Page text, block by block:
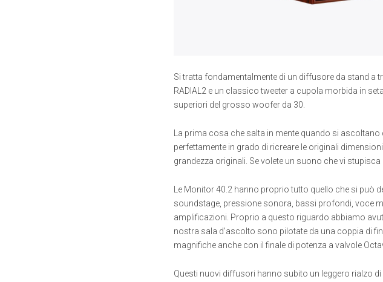
Si tratta fondamentalmente di un diffusore da stand a
RADIAL2 e un classico tweeter a cupola morbida in
superiori del grosso woofer da 30.
La prima cosa che salta in mente quando si
perfettamente in grado di ricreare le originali
grandezza originali. Se volete un suono che vi
Le Monitor 40.2 hanno proprio tutto quello che si può
soundstage, pressione sonora, bassi profondi, voce
amplificazioni. Proprio a questo riguardo abbiamo
nostra sala d’ascolto sono pilotate da una coppia di
magnifiche anche con il finale di potenza a valvole
Questi nuovi diffusori hanno subito un leggero rialzo